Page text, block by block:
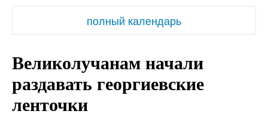
полный календарь
Великолучанам начали
раздавать георгиевские
ленточки